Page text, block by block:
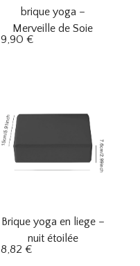
brique yoga –
Merveille de Soie
9,90 €
Brique yoga en liege –
nuit étoilée
8,82 €